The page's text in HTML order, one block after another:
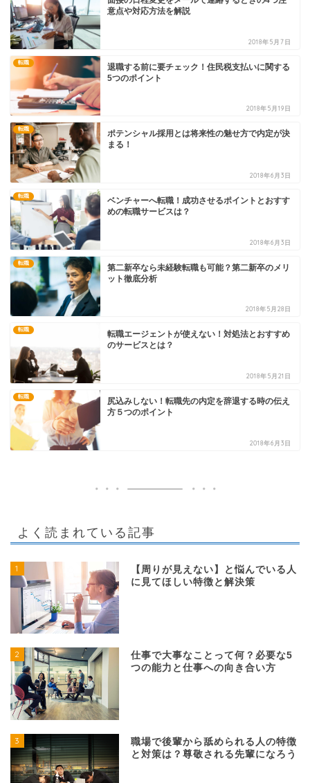
意点や対応方法を解説
2018年5月7日
転職
退職する前に要チェック！住民税支払いに関する
5つのポイント
2018年5月19日
転職
ポテンシャル採用とは将来性の魅せ方で内定が決
まる！
2018年6月3日
転職
ベンチャーへ転職！成功させるポイントとおすす
めの転職サービスは？
2018年6月3日
転職
第二新卒なら未経験転職も可能？第二新卒のメリ
ット徹底分析
2018年5月28日
転職
転職エージェントが使えない！対処法とおすすめ
のサービスとは？
2018年5月21日
転職
尻込みしない！転職先の内定を辞退する時の伝え
方５つのポイント
2018年6月3日
よく読まれている記事
1
【周りが見えない】と悩んでいる人
に見てほしい特徴と解決策
2
仕事で大事なことって何？必要な5
つの能力と仕事への向き合い方
3
職場で後輩から舐められる人の特徴
と対策は？尊敬される先輩になろう